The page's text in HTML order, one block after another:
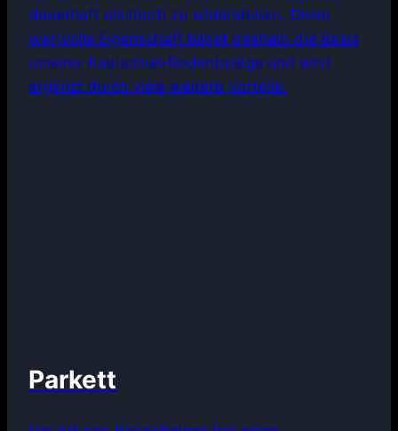
dauerhaft elastisch zu widerstehen. Diese
wertvolle Eigenschaft bildet deshalb die Basis
unserer Kautschuk-Bodenbeläge und wird
ergänzt durch viele weitere Vorteile.
Parkett